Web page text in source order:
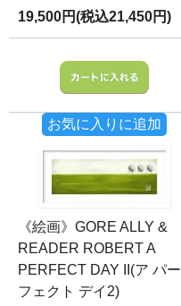
19,500円(税込21,450円)
お気に入りに追加
《絵画》GORE ALLY &
READER ROBERT A
PERFECT DAY II(ア パー
フェクト デイ2)